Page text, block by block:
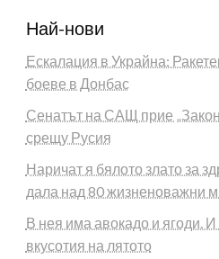
Най-нови
Ескалация в Украйна:
боеве в Донбас
Сенатът на САЩ прие
срещу Русия
Наричат я бялото злато за
дала над 80 жизненоважни
В нея има авокадо и ягоди.
вкусотия на лятото